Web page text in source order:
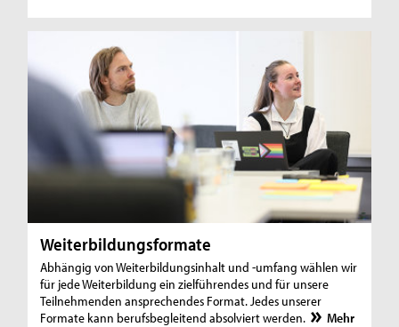
Weiterbildungsformate
Abhängig von Weiterbildungsinhalt und -umfang wählen wir
für jede Weiterbildung ein zielführendes und für unsere
Teilnehmenden ansprechendes Format. Jedes unserer
Formate kann berufsbegleitend absolviert werden.
Mehr